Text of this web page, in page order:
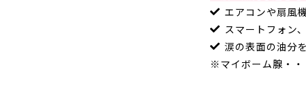
エアコンや扇風
スマートフォン
涙の表面の油分
※マイボーム腺・・